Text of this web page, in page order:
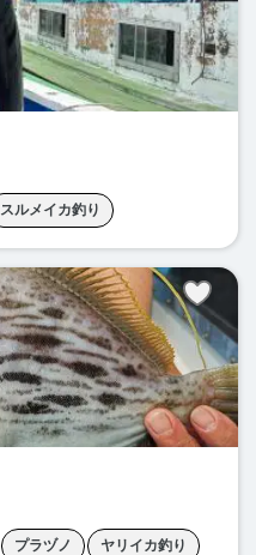
スルメイカ釣り
プラヅノ ヤリイカ釣り